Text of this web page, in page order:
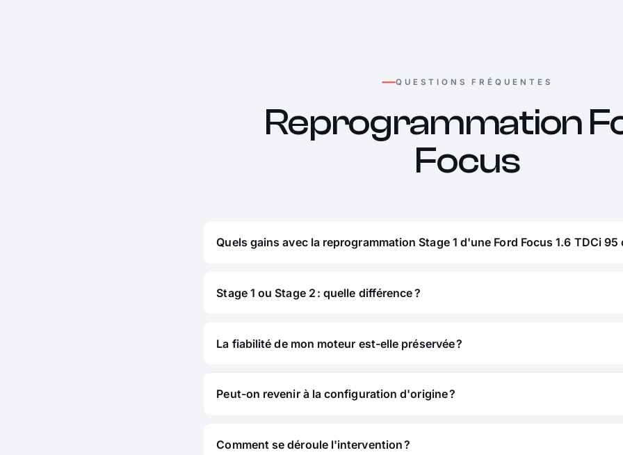
QUESTIONS FRÉQUENTES
Reprogrammation
Focus
Quels gains avec la reprogrammation Stage 1 d'une Ford Focus 1.6 TDCi 95
Stage 1 ou Stage 2 : quelle différence ?
La fiabilité de mon moteur est-elle préservée ?
Peut-on revenir à la configuration d'origine ?
Comment se déroule l'intervention ?